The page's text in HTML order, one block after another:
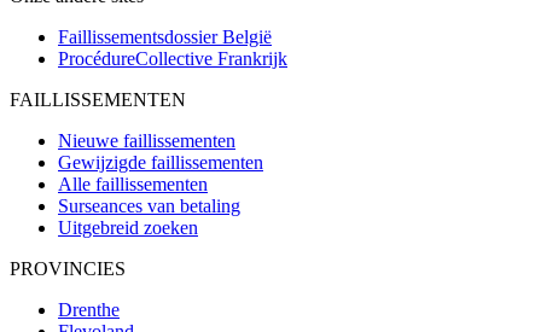
Faillissementsdossier België
ProcédureCollective Frankrijk
FAILLISSEMENTEN
Nieuwe faillissementen
Gewijzigde faillissementen
Alle faillissementen
Surseances van betaling
Uitgebreid zoeken
PROVINCIES
Drenthe